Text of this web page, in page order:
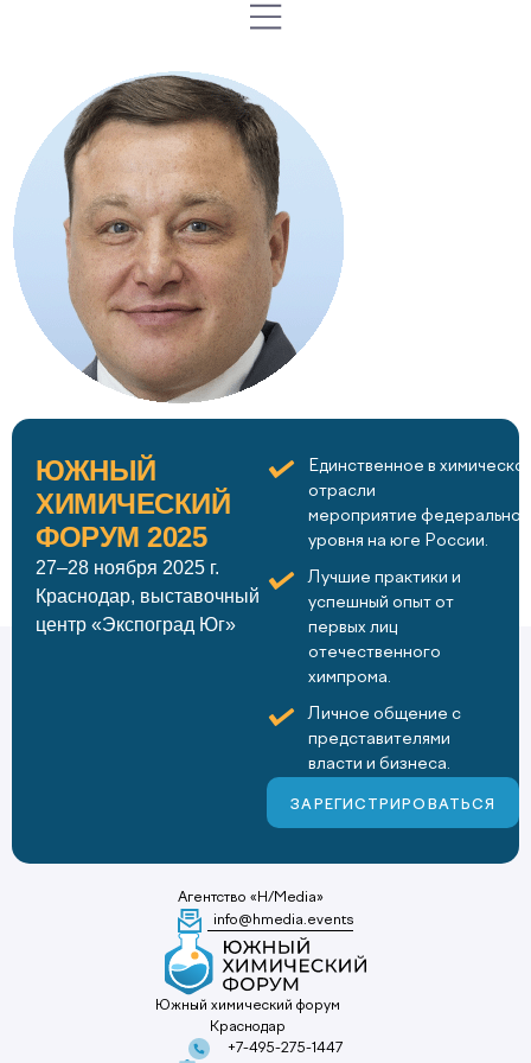
ЮЖНЫЙ
ХИМИЧЕСКИЙ
ФОРУМ 2025
27–28 ноября 2025 г.
Краснодар, выставочный
центр «Экспоград Юг»
Единственное в
отрасли
мероприятие
уровня на юге России.
Лучшие практики и
успешный опыт от
первых лиц
отечественного
химпрома.
Личное общение с
представителями
власти и бизнеса.
ЗАРЕГИСТРИРОВАТЬСЯ
Агентство «H/Media»
info@hmedia.events
Южный химический форум
Краснодар
+7-495-275-1447